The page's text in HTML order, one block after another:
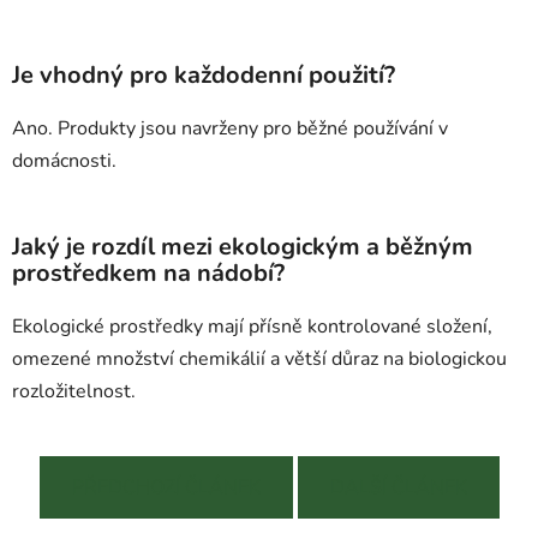
Je vhodný pro každodenní použití?
Ano. Produkty jsou navrženy pro běžné používání v
domácnosti.
Jaký je rozdíl mezi ekologickým a běžným
prostředkem na nádobí?
Ekologické prostředky mají přísně kontrolované složení,
omezené množství chemikálií a větší důraz na biologickou
rozložitelnost.